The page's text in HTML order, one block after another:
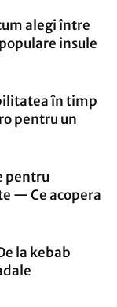
alegi între
insule
în timp
pentru un
pentru
— Ce acopera
la kebab